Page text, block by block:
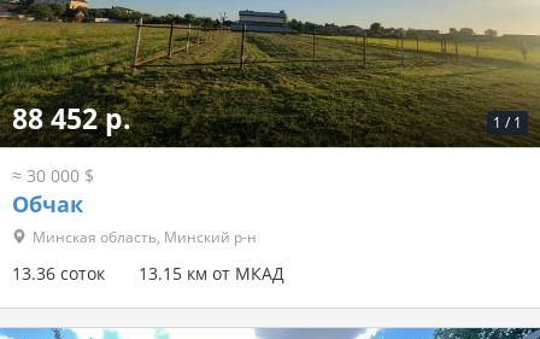
1 / 1
88 452 р.
≈ 30 000 $
Обчак
Минская область, Минский р-н
13.36 соток 13.15 км от МКАД